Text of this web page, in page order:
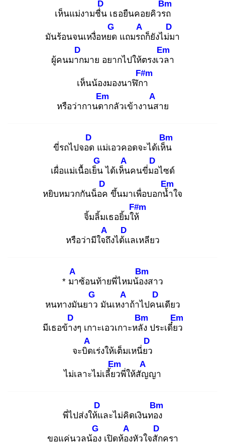
เห็นแม่งามชื่น
D
เธอยืนคอยคิวรถ
Bm
มันร้อนจนเหงื่อหยด
G
แถมรถ
A
ก็ยังไม่ม
D
า
ผู้คนมาก
D
มาย อยากไปให้ตรงเวล
Em
า
เห็นน้องมองนาฬิกา
F#m
หรือว่ากานดา
Em
กลัวเข้างานส
A
าย
ขี่รถไปจอด
D
แม่เอวคอดจะได้เห็น
Bm
เผื่อแม่เนื้อเย็น
G
ได้เห็น
A
คนขี่มอ
D
ไซด์
หยิบหมวกกันน็อค
D
ขึ้นมาเพื่อบอกน้ำ
Em
ใจ
จิ้มลิ้มเธอยิ้มให้
F#m
หรือว่ามีใจถึ
A
งได้แ
D
ลเหลียว
* มา
A
ซ้อนท้ายพี่ไหมน้อง
Bm
สาว
หนทางมันยาว
G
มันเหงา
A
ถ้าไปคน
D
เดียว
มีเธอข้าง
D
ๆ เกาะเอวเกาะหลัง
Bm
ประเดี๋ยว
Em
จะบิด
A
เร่งให้เต็มเหนี่ยว
D
ไม่เลาะไม่เลี้ยว
Em
พี่ให้สัญ
A
ญา
พี่ไปส่งให้แ
D
ละไม่คิดเงินทอง
Bm
ขอแค่นวลน้อง
G
เปิดห้อง
A
หัวใจสัก
D
ครา